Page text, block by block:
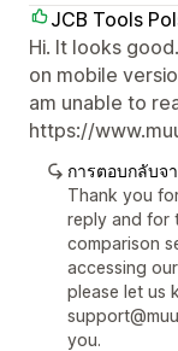
JCB Tools
Hi. It looks
on mobile
am unable to
https://
การตอบกลับจ
Thank you
reply and for
comparison
accessing
please let us
you.